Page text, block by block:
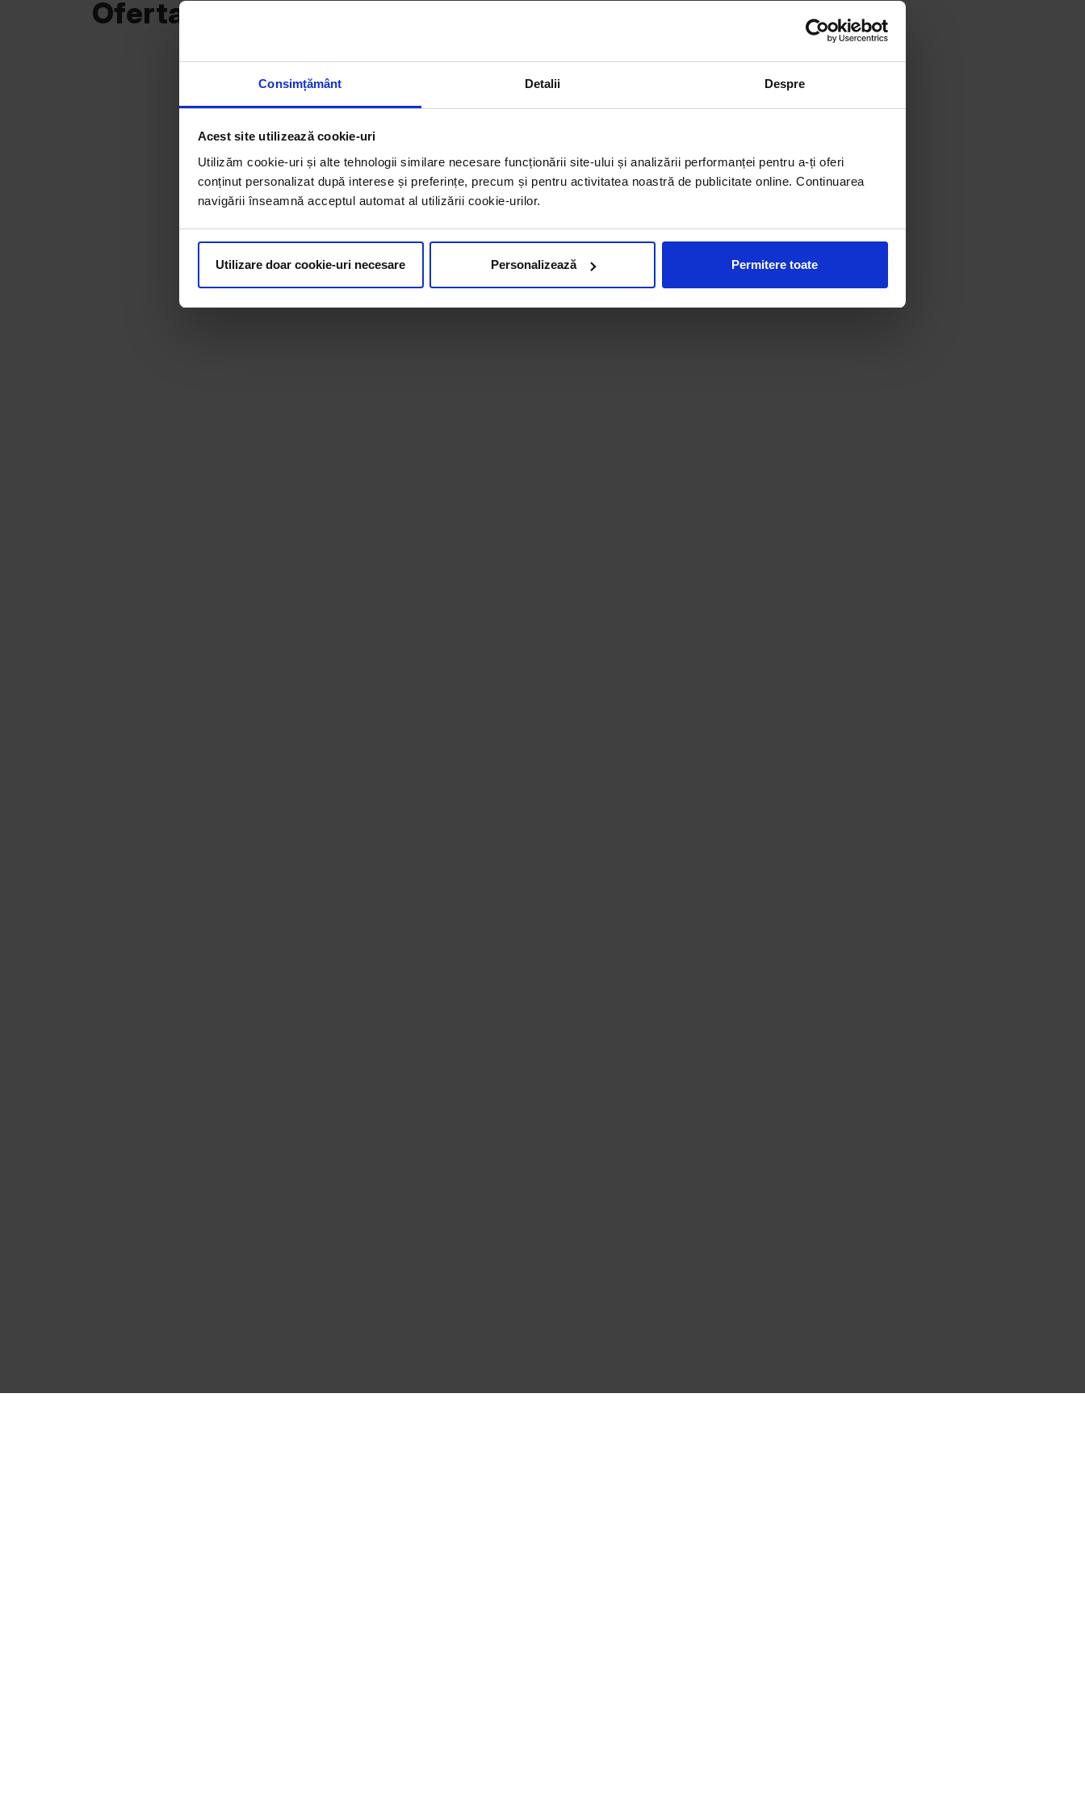
Consimțământ Detalii Despre
Acest site utilizează cookie-uri
Utilizăm cookie-uri și alte tehnologii similare necesare funcționării site-ului și analizării performanței pentru a-ți oferi
conținut personalizat după interese și preferințe, precum și pentru activitatea noastră de publicitate online. Continuarea
navigării înseamnă acceptul automat al utilizării cookie-urilor.
Utilizare doar cookie-uri necesare Personalizează Permitere toate
Oferta curentă